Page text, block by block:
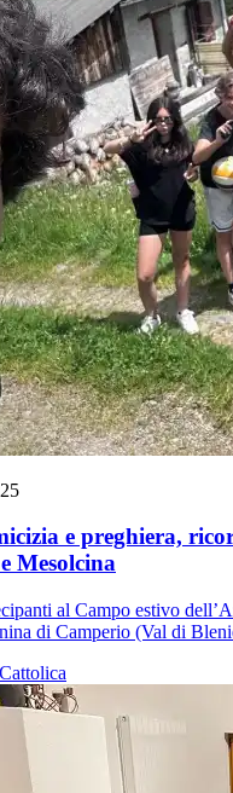
e preghiera,
Mesolcina
al Campo estivo
di Camperio (Val di